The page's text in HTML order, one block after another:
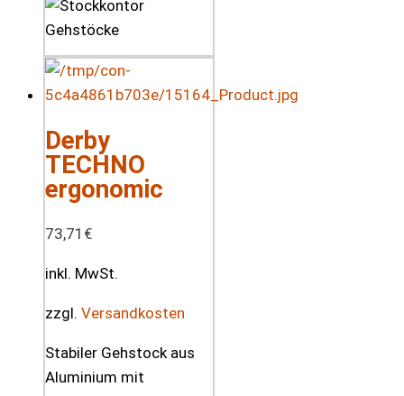
Derby
TECHNO
ergonomic
73,71 €
inkl. MwSt.
zzgl. Versandkosten
Stabiler Gehstock aus
Aluminium mit